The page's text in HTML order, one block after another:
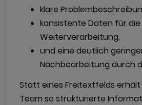
klare
konsistente Daten für die
Weiterverarbeitung,
und eine deutlich
Nachbearbeitung durch
Statt eines Freitextfelds
Team so strukturierte